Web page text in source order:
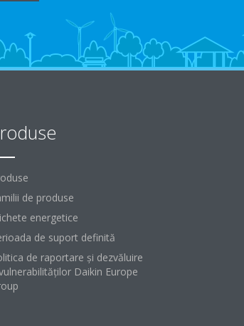
de produse
energetice
de suport definită
de raportare și dezvăluire
Daikin Europe